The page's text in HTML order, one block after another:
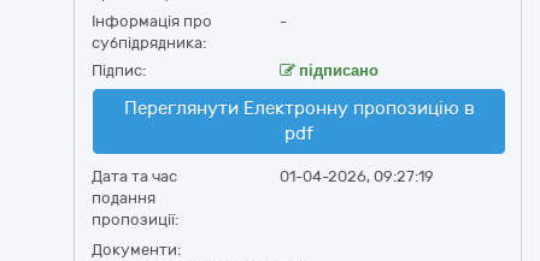
Інформація про
субпідрядника:
-
Підпис: підписано
Переглянути Електронну пропозицію в
pdf
Дата та час
подання
пропозиції:
01-04-2026, 09:27:19
Документи: